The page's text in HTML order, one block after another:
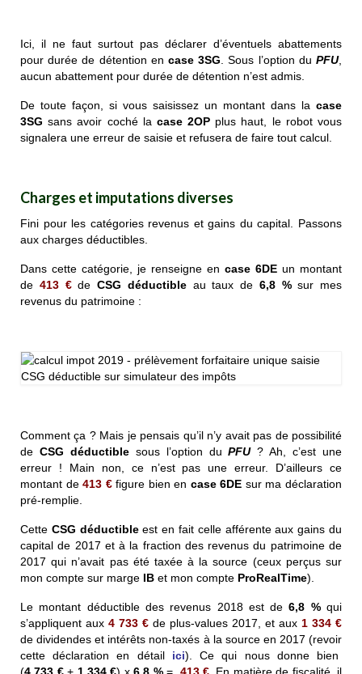
Ici, il ne faut surtout pas déclarer d’éventuels abattements
pour durée de détention en case 3SG. Sous l’option duPFU,
aucun abattement pour durée de détention n’est admis.
De toute façon, si vous saisissez un montant dans la case
3SG sans avoir coché la case 2OP plus haut, le robot vous
signalera une erreur de saisie et refusera de faire tout calcul.
Charges et imputations diverses
Fini pour les catégories revenus et gains du capital. Passons
aux charges déductibles.
Dans cette catégorie, je renseigne en case 6DE un montant
de 413 €de CSG déductibleau taux de 6,8 %sur mes
revenus du patrimoine :
Comment ça ? Mais je pensais qu’il n’y avait pas de possibilité
de CSG déductiblesous l’option duPFU? Ah, c’est une
erreur ! Main non, ce n’est pas une erreur. D’ailleurs ce
montant de413 €figure bien en case 6DE sur ma déclaration
pré-remplie.
Cette CSG déductibleest en fait celle afférente aux gains du
capital de 2017 et à la fraction des revenus du patrimoine de
2017 qui n’avait pas été taxée à la source (ceux perçus sur
mon compte sur marge IB et mon compte ProRealTime).
Le montant déductible des revenus 2018 est de6,8 %qui
s’appliquent aux 4 733 € de plus-values 2017, et aux 1 334 €
de dividendes et intérêts non-taxés à la source en 2017 (revoir
cette déclaration en détail ici). Ce qui nous donne bien